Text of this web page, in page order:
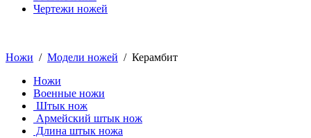
Чертежи ножей
Ножи / Модели ножей / Керамбит
Ножи
Военные ножи
Штык нож
Армейский штык нож
Длина штык ножа